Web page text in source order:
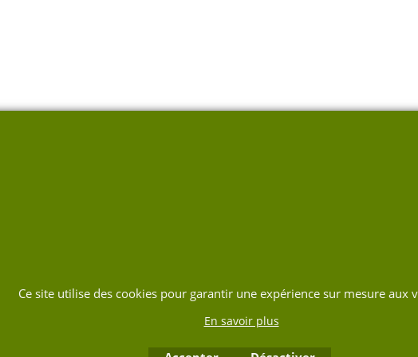
Ce site utilise des cookies pour garantir une expérience sur mesure aux
En savoir plus